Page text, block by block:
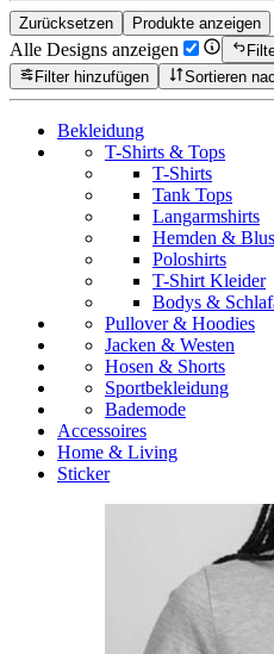
Zurücksetzen Produkte anzeigen
Alle Designs anzeigen
Filter hinzufügen
Sortieren
Bekleidung
T-Shirts & Tops
T-Shirts
Tank Tops
Langarmshirts
Hemden &
Poloshirts
T-Shirt Kleider
Bodys &
Pullover & Hoodies
Jacken & Westen
Hosen & Shorts
Sportbekleidung
Bademode
Accessoires
Home & Living
Sticker